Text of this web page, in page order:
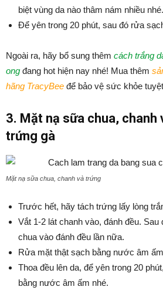
biệt vùng da nào thâm nám nhiều nhé.
Để yên trong 20 phút, sau đó rửa
Ngoài ra, hãy bổ sung thêm cách trắng
ong đang hot hiện nay nhé! Mua thêm
hãng TracyBee để bảo vệ sức khỏe
3. Mặt nạ sữa chua, chanh
trứng gà
Mặt nạ sữa chua, chanh và trứng
Trước hết, hãy tách trứng lấy lòng
Vắt 1-2 lát chanh vào, đánh đều.
chua vào đánh đều lần nữa.
Rửa mặt thật sạch bằng nước âm
Thoa đều lên da, để yên trong 20
bằng nước âm ấm nhé.